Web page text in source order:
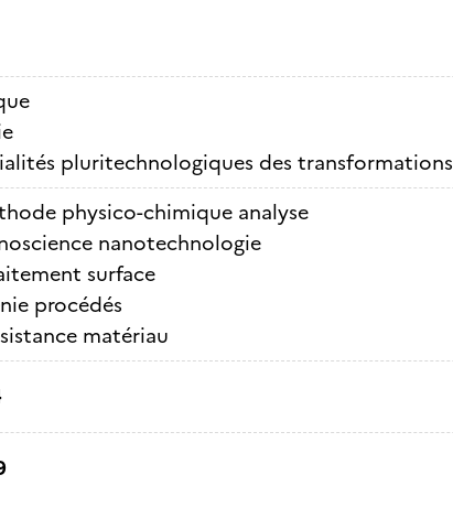
pluritechnologiques des transformations
physico-chimique analyse
nanotechnologie
surface
procédés
matériau